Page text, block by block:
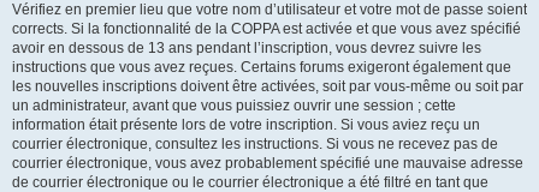
Vérifiez en premier lieu que votre nom d’utilisateur et votre mot de passe soient
corrects. Si la fonctionnalité de la COPPA est activée et que vous avez spécifié
avoir en dessous de 13 ans pendant l’inscription, vous devrez suivre les
instructions que vous avez reçues. Certains forums exigeront également que
les nouvelles inscriptions doivent être activées, soit par vous-même ou soit par
un administrateur, avant que vous puissiez ouvrir une session ; cette
information était présente lors de votre inscription. Si vous aviez reçu un
courrier électronique, consultez les instructions. Si vous ne recevez pas de
courrier électronique, vous avez probablement spécifié une mauvaise adresse
de courrier électronique ou le courrier électronique a été filtré en tant que